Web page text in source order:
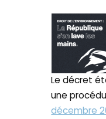
Le décret
une
décembre